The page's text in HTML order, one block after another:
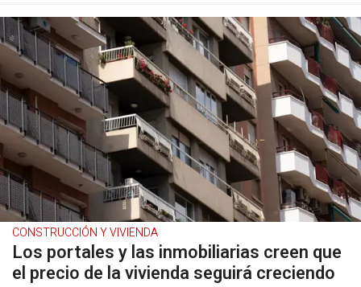
CONSTRUCCIÓN Y VIVIENDA
Los portales y las inmobiliarias creen que
el precio de la vivienda seguirá creciendo